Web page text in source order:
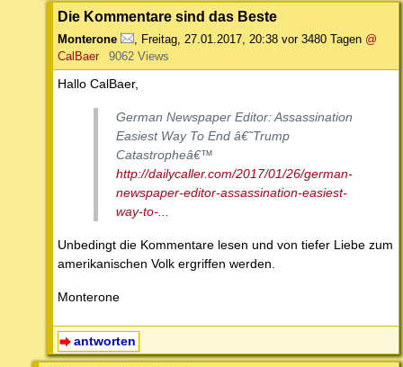
Die Kommentare sind das Beste
Monterone Freitag, 27.01.2017, 20:38 vor 3480 Tagen @
CalBaer
9062 Views
Hallo CalBaer,
German Newspaper Editor: Assassination
Easiest Way To End â€˜Trump
Catastropheâ€™
http://dailycaller.com/2017/01/26/german-
newspaper-editor-assassination-easiest-
way-to-...
Unbedingt die Kommentare lesen und von tiefer Liebe zum
amerikanischen Volk ergriffen werden.
Monterone
antworten